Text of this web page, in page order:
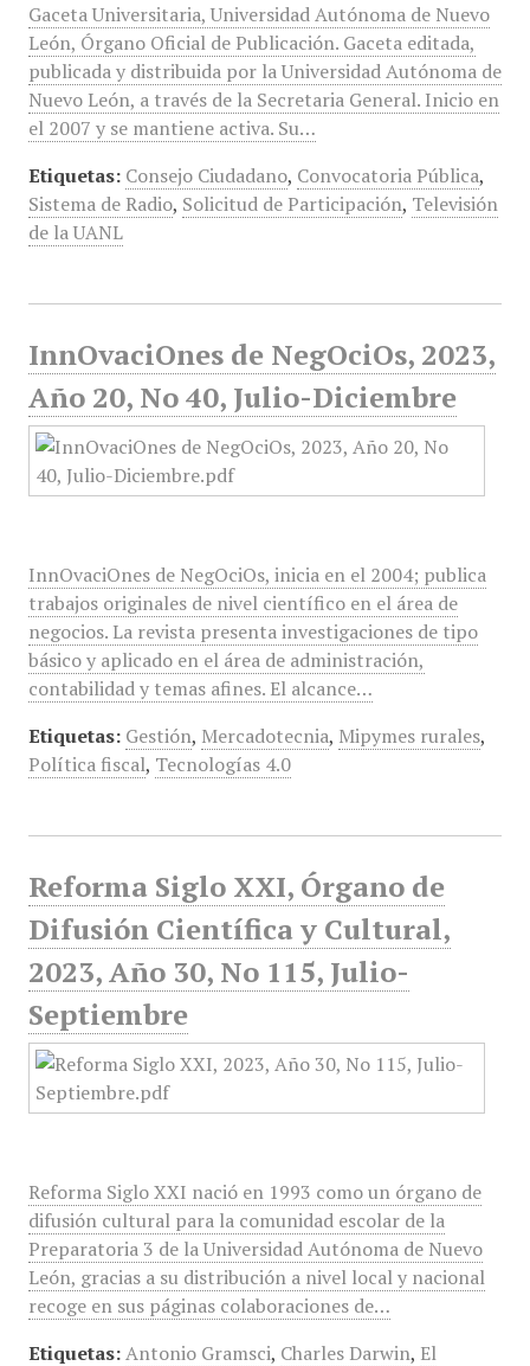
Gaceta Universitaria, Universidad Autónoma de Nuevo
León, Órgano Oficial de Publicación. Gaceta editada,
publicada y distribuida por la Universidad Autónoma de
Nuevo León, a través de la Secretaria General. Inicio en
el 2007 y se mantiene activa. Su…
Etiquetas: Consejo Ciudadano, Convocatoria Pública,
Sistema de Radio, Solicitud de Participación, Televisión
de la UANL
InnOvaciOnes de NegOciOs, 2023,
Año 20, No 40, Julio-Diciembre
InnOvaciOnes de NegOciOs, inicia en el 2004; publica
trabajos originales de nivel científico en el área de
negocios. La revista presenta investigaciones de tipo
básico y aplicado en el área de administración,
contabilidad y temas afines. El alcance…
Etiquetas: Gestión, Mercadotecnia, Mipymes rurales,
Política fiscal, Tecnologías 4.0
Reforma Siglo XXI, Órgano de
Difusión Científica y Cultural,
2023, Año 30, No 115, Julio-
Septiembre
Reforma Siglo XXI nació en 1993 como un órgano de
difusión cultural para la comunidad escolar de la
Preparatoria 3 de la Universidad Autónoma de Nuevo
León, gracias a su distribución a nivel local y nacional
recoge en sus páginas colaboraciones de…
Etiquetas: Antonio Gramsci, Charles Darwin, El